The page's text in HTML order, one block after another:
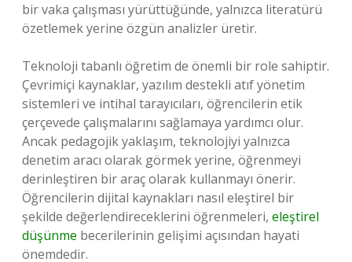
bir vaka çalışması yürüttüğünde, yalnızca literatürü
özetlemek yerine özgün analizler üretir.
Teknoloji tabanlı öğretim de önemli bir role sahiptir.
Çevrimiçi kaynaklar, yazılım destekli atıf yönetim
sistemleri ve intihal tarayıcıları, öğrencilerin etik
çerçevede çalışmalarını sağlamaya yardımcı olur.
Ancak pedagojik yaklaşım, teknolojiyi yalnızca
denetim aracı olarak görmek yerine, öğrenmeyi
derinleştiren bir araç olarak kullanmayı önerir.
Öğrencilerin dijital kaynakları nasıl eleştirel bir
şekilde değerlendireceklerini öğrenmeleri, eleştirel
düşünme becerilerinin gelişimi açısından hayati
önemdedir.